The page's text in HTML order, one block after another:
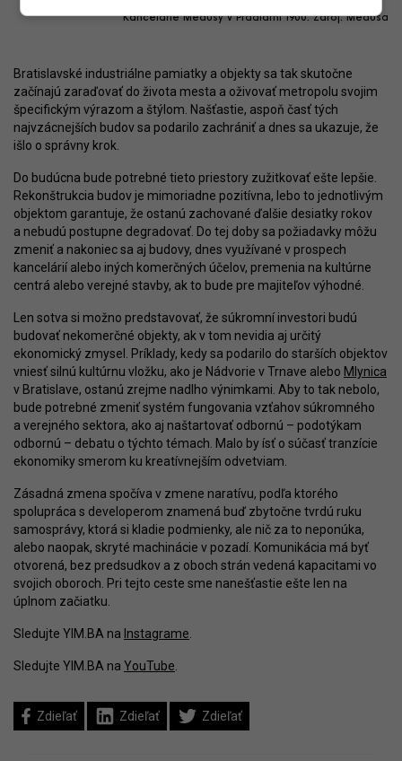
Kancelárie Medusy v Pradiarni 1900. Zdroj: Medusa
Bratislavské industriálne pamiatky a objekty sa tak skutočne
začínajú zaraďovať do života mesta a oživovať metropolu svojim
špecifickým výrazom a štýlom. Našťastie, aspoň časť tých
najvzácnejších budov sa podarilo zachrániť a dnes sa ukazuje, že
išlo o správny krok.
Do budúcna bude potrebné tieto priestory zužitkovať ešte lepšie.
Rekonštrukcia budov je mimoriadne pozitívna, lebo to jednotlivým
objektom garantuje, že ostanú zachované ďalšie desiatky rokov
a nebudú postupne degradovať. Do tej doby sa požiadavky môžu
zmeniť a nakoniec sa aj budovy, dnes využívané v prospech
kancelárií alebo iných komerčných účelov, premenia na kultúrne
centrá alebo verejné stavby, ak to bude pre majiteľov výhodné.
Len sotva si možno predstavovať, že súkromní investori budú
budovať nekomerčné objekty, ak v tom nevidia aj určitý
ekonomický zmysel. Príklady, kedy sa podarilo do starších objektov
vniesť silnú kultúrnu vložku, ako je Nádvorie v Trnave alebo Mlynica
v Bratislave, ostanú zrejme nadlho výnimkami. Aby to tak nebolo,
bude potrebné zmeniť systém fungovania vzťahov súkromného
a verejného sektora, ako aj naštartovať odbornú – podotýkam
odbornú – debatu o týchto témach. Malo by ísť o súčasť tranzície
ekonomiky smerom ku kreatívnejším odvetviam.
Zásadná zmena spočíva v zmene naratívu, podľa ktorého
spolupráca s developerom znamená buď zbytočne tvrdú ruku
samosprávy, ktorá si kladie podmienky, ale nič za to neponúka,
alebo naopak, skryté machinácie v pozadí. Komunikácia má byť
otvorená, bez predsudkov a z oboch strán vedená kapacitami vo
svojich oboroch. Pri tejto ceste sme nanešťastie ešte len na
úplnom začiatku.
Sledujte YIM.BA na Instagrame
Sledujte YIM.BA na YouTube
Zdieľať Zdieľať Zdieľať